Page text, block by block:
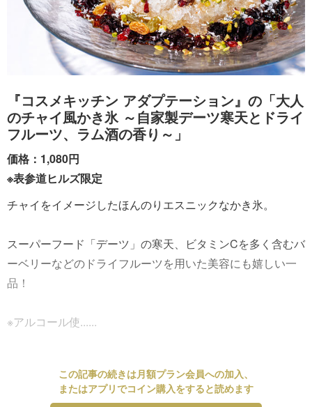
『コスメキッチン アダプテーション』の「大人
のチャイ風かき氷 ～自家製デーツ寒天とドライ
フルーツ、ラム酒の香り～」
価格：1,080円
※表参道ヒルズ限定
チャイをイメージしたほんのりエスニックなかき氷。
スーパーフード「デーツ」の寒天、ビタミンCを多く含むバ
ーベリーなどのドライフルーツを用いた美容にも嬉しい一
品！
※アルコール使......
この記事の続きは月額プラン会員への加入、
またはアプリでコイン購入をすると読めます